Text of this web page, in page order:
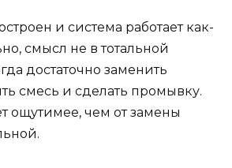
и система работает как-
смысл не в тотальной
достаточно заменить
смесь и сделать промывку.
ощутимее, чем от замены